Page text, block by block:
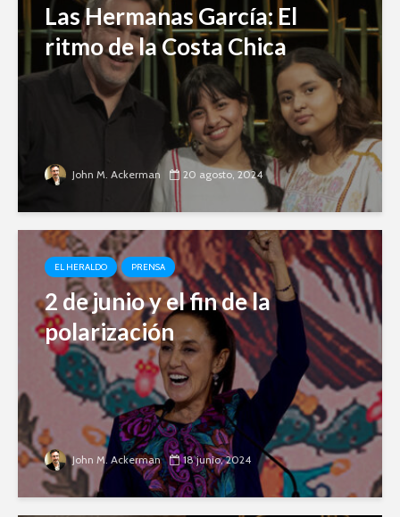
Las Hermanas García: El
ritmo de la Costa Chica
John M. Ackerman 20 agosto, 2024
EL HERALDO PRENSA
2 de junio y el fin de la
polarización
John M. Ackerman 18 junio, 2024